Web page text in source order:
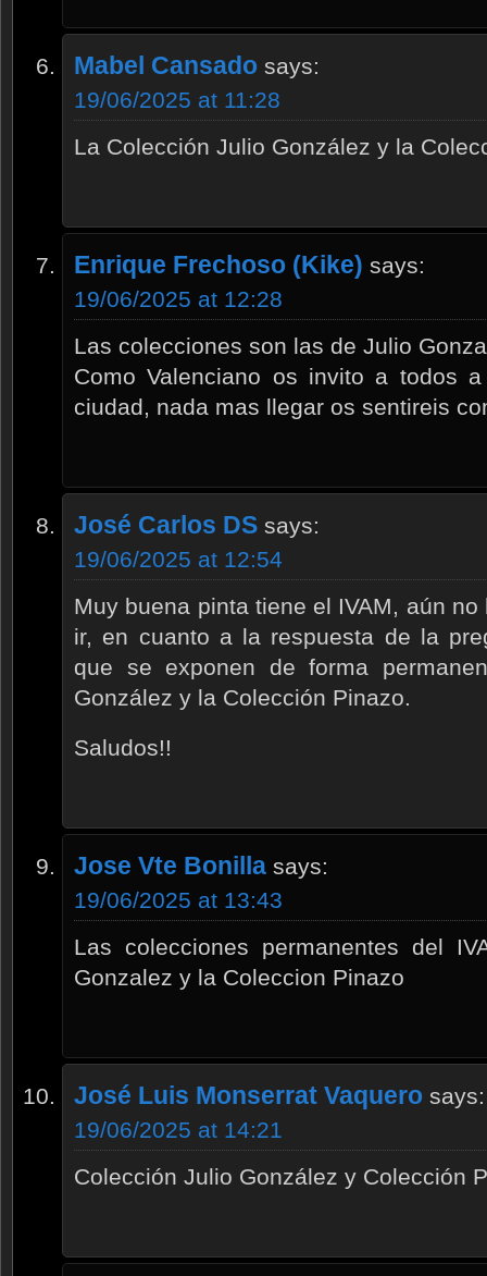
Mabel Cansado says:
19/06/2025 at 11:28
La Colección Julio González y la
Enrique Frechoso (Kike) says:
19/06/2025 at 12:28
Las colecciones son las de Julio
Como Valenciano os invito a todos
ciudad, nada mas llegar os sentireis
José Carlos DS says:
19/06/2025 at 12:54
Muy buena pinta tiene el IVAM, aún
ir, en cuanto a la respuesta de la
que se exponen de forma
González y la Colección Pinazo.
Saludos!!
Jose Vte Bonilla says:
19/06/2025 at 13:43
Las colecciones permanentes del
Gonzalez y la Coleccion Pinazo
José Luis Monserrat Vaquero says:
19/06/2025 at 14:21
Colección Julio González y Colección